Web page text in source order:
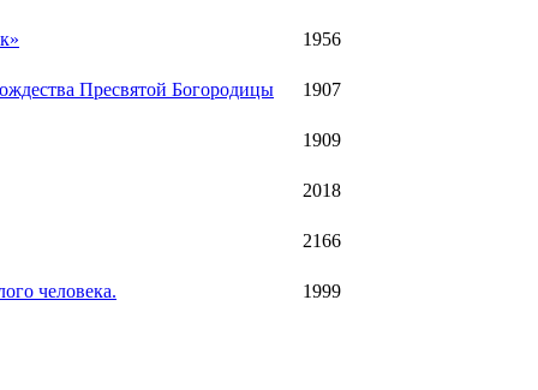
1956
Пресвятой Богородицы 1907
1909
2018
2166
человека. 1999